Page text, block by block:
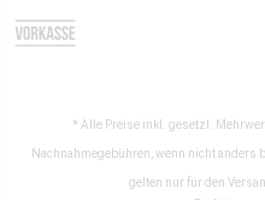
* Alle Preise inkl. gesetzl.
Nachnahmegebühren, wenn nicht
gelten nur für den